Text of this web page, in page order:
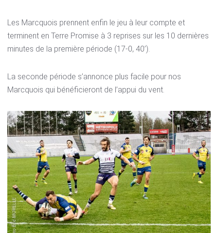
Les Marcquois prennent enfin le jeu à leur compte et
terminent en Terre Promise à 3 reprises sur les 10 dernières
minutes de la première période (17-0, 40’).
La seconde période s’annonce plus facile pour nos
Marcquois qui bénéficieront de l’appui du vent.